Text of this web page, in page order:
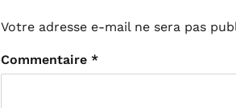
Votre adresse e-mail ne sera pas
Commentaire *